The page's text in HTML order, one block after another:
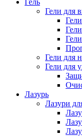
Гель
Гели для
Гели для
Гели для
Лазурь
Лазури